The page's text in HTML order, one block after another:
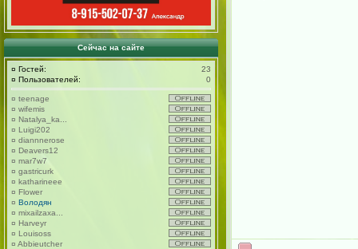
Сейчас на сайте
¤ Гостей:
23
¤ Пользователей: 0
¤ teenage
¤ wifemis
¤ Natalya_ka...
¤ Luigi202
¤ diannnerose
¤ Deavers12
¤ mar7w7
¤ gastricurk
¤ katharineee
¤ Flower
¤ Володян
¤ mixailzaxa...
¤ Harveyr
¤ Louisoss
¤ Abbieutcher